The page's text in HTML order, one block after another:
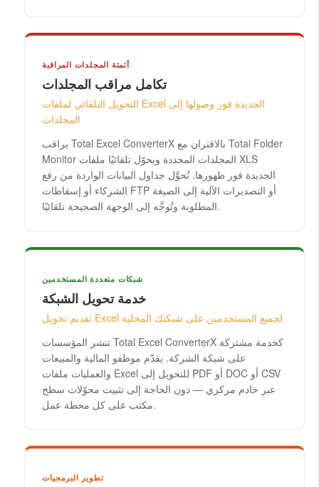
أتمتة المجلدات المراقبة
تكامل مراقب المجلدات
التحويل التلقائي لملفات Excel الجديدة فور وصولها إلى
المجلدات
يراقب Total Excel ConverterX بالاقتران مع Total Folder
Monitor المجلدات المحددة ويحوّل تلقائيًا ملفات XLS
الجديدة فور ظهورها. تُحوَّل جداول البيانات الواردة من رفع
الشركاء أو إسقاطات FTP أو التصديرات الآلية إلى الصيغة
المطلوبة وتُوجَّه إلى الوجهة الصحيحة تلقائيًا.
شبكات متعددة المستخدمين
خدمة تحويل الشبكة
تقديم تحويل Excel لجميع المستخدمين على شبكتك المحلية
تنشر المؤسسات Total Excel ConverterX كخدمة مشتركة
على شبكة الشركة. يقدّم موظفو المالية والمبيعات
والعمليات ملفات Excel للتحويل إلى PDF أو DOC أو CSV
عبر خادم مركزي — دون الحاجة إلى تثبيت محوّلات سطح
مكتب على كل محطة عمل.
تطوير البرمجيات